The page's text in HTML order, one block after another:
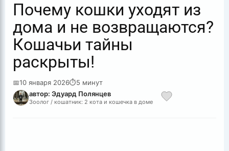
Почему кошки уходят из
дома и не возвращаются?
Кошачьи тайны
раскрыты!
📅10 января 2026⏱5 минут
автор: Эдуард Полянцев
Зоолог / кошатник: 2 кота и кошечка в доме